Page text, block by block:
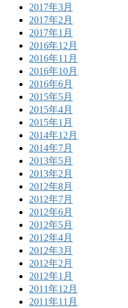
2017年3月
2017年2月
2017年1月
2016年12月
2016年11月
2016年10月
2016年6月
2015年5月
2015年4月
2015年1月
2014年12月
2014年7月
2013年5月
2013年2月
2012年8月
2012年7月
2012年6月
2012年5月
2012年4月
2012年3月
2012年2月
2012年1月
2011年12月
2011年11月